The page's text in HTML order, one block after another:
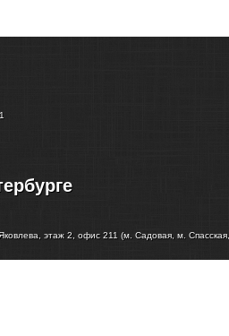
этаж 2, офис 211 (м. Садовая, м. Спасская,